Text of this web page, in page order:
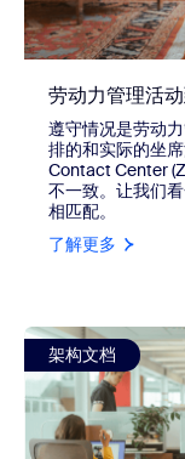
劳动力管理活
遵守情况是劳动
排的和实际的坐
Contact Center
不一致。让我们
相匹配。
了解更多
view Zoom
架构文档